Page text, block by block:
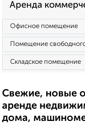
Аренда
Офисное помещение
Помещение
Складское помещение
Свежие, новые
аренде
дома,